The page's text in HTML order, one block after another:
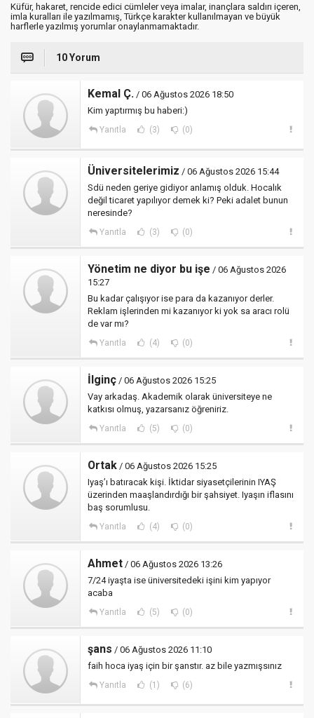
Küfür, hakaret, rencide edici cümleler veya imalar, inançlara saldırı içeren,
imla kuralları ile yazılmamış, Türkçe karakter kullanılmayan ve büyük
harflerle yazılmış yorumlar onaylanmamaktadır.
10 Yorum
Kemal Ç. / 06 Ağustos 2026 18:50
Kim yaptırmış bu haberi:)
Yanıtla (3) (0)
Üniversitelerimiz / 06 Ağustos 2026 15:44
Sdü neden geriye gidiyor anlamış olduk. Hocalık
değil ticaret yapılıyor demek ki? Peki adalet bunun
neresinde?
Yanıtla (3) (0)
Yönetim ne diyor bu işe / 06 Ağustos 2026
15:27
Bu kadar çalışıyor ise para da kazanıyor derler.
Reklam işlerinden mi kazanıyor ki yok sa aracı rolü
de var mı?
Yanıtla (4) (0)
İlginç / 06 Ağustos 2026 15:25
Vay arkadaş. Akademik olarak üniversiteye ne
katkısı olmuş, yazarsanız öğreniriz.
Yanıtla (5) (0)
Ortak / 06 Ağustos 2026 15:25
Iyaş’ı batıracak kişi. İktidar siyasetçilerinin IYAŞ
üzerinden maaşlandırdığı bir şahsiyet. Iyaşın iflasını
baş sorumlusu.
Yanıtla (4) (0)
Ahmet / 06 Ağustos 2026 13:26
7/24 iyaşta ise üniversitedeki işini kim yapıyor
acaba
Yanıtla (5) (0)
şans / 06 Ağustos 2026 11:10
faih hoca iyaş için bir şanstır. az bile yazmışsınız
Yanıtla (1) (6)